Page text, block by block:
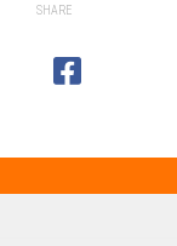
SHARE